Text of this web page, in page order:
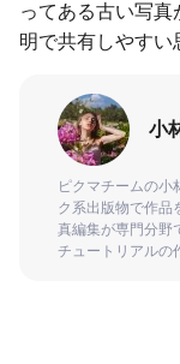
ってある古い写
明で共有しやすい
小
ピクマチームの小
ク系出版物で作品
真編集が専門分野
チュートリアルの